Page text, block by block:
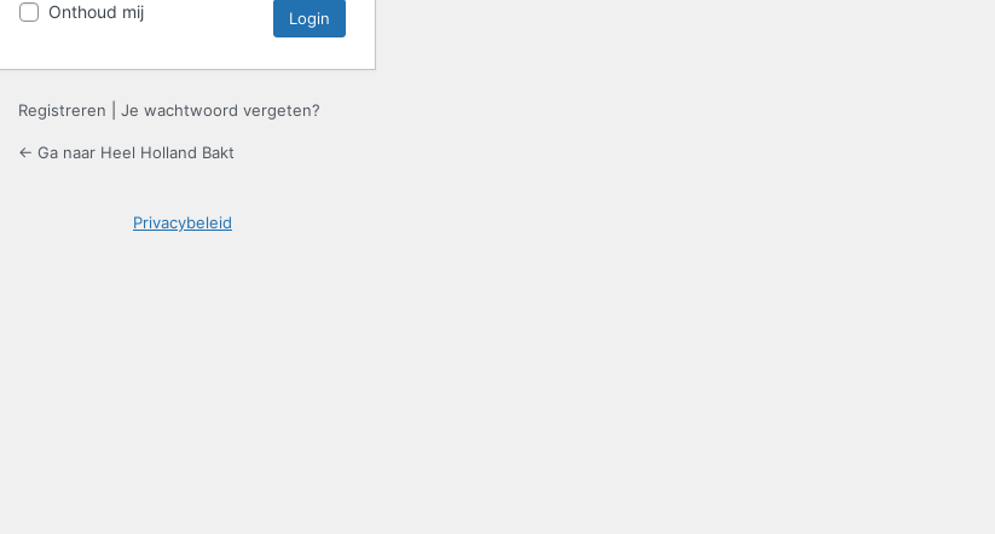
Onthoud mij
Registreren Je wachtwoord vergeten?
← Ga naar Heel Holland Bakt
Privacybeleid